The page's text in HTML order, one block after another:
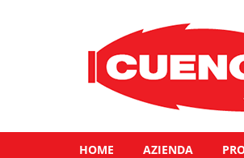
HOME AZIENDA